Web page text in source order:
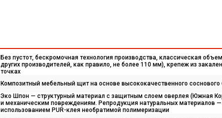
Без пустот, бескромочная технология производства, классическая
других производителей, как правило, не более 110 мм), крепеж из
точках
Композитный мебельный щит на основе высококачественного соснового
Эко Шпон — структурный материал с защитным слоем оверлея (Южная
и механическим повреждениям. Репродукция натуральных материалов
использованием PUR-клея необратимой полимеризации